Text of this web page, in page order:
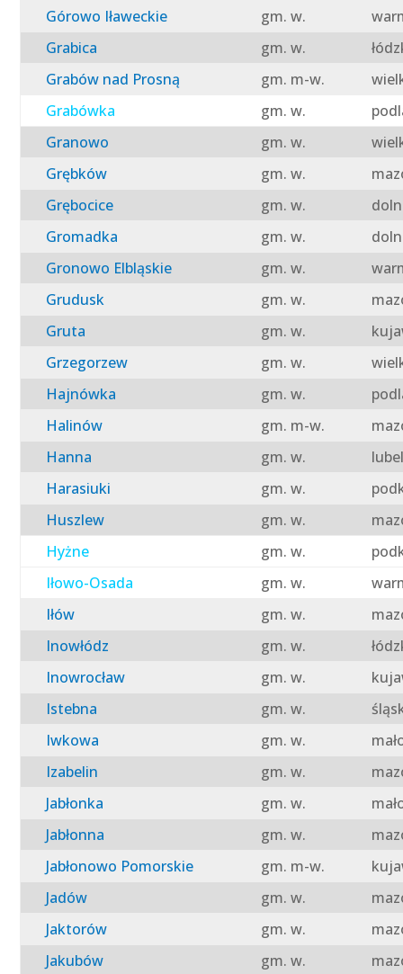
Górowo Iławeckie
gm. w.
Grabica
gm. w.
Grabów nad Prosną
gm. m-w.
Grabówka
gm. w.
Granowo
gm. w.
Grębków
gm. w.
Grębocice
gm. w.
Gromadka
gm. w.
Gronowo Elbląskie
gm. w.
Grudusk
gm. w.
Gruta
gm. w.
Grzegorzew
gm. w.
Hajnówka
gm. w.
Halinów
gm. m-w.
Hanna
gm. w.
Harasiuki
gm. w.
Huszlew
gm. w.
Hyżne
gm. w.
Iłowo-Osada
gm. w.
Iłów
gm. w.
Inowłódz
gm. w.
Inowrocław
gm. w.
Istebna
gm. w.
Iwkowa
gm. w.
Izabelin
gm. w.
Jabłonka
gm. w.
Jabłonna
gm. w.
Jabłonowo Pomorskie
gm. m-w.
Jadów
gm. w.
Jaktorów
gm. w.
Jakubów
gm. w.